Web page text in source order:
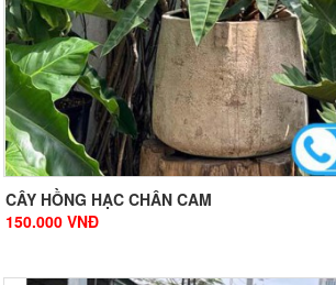
CÂY HỒNG HẠC CHÂN CAM
150.000 VNĐ